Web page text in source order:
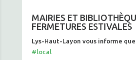
MAIRIES ET
FERMETURES ESTIVALES
Lys-Haut-Layon vous informe que
#local